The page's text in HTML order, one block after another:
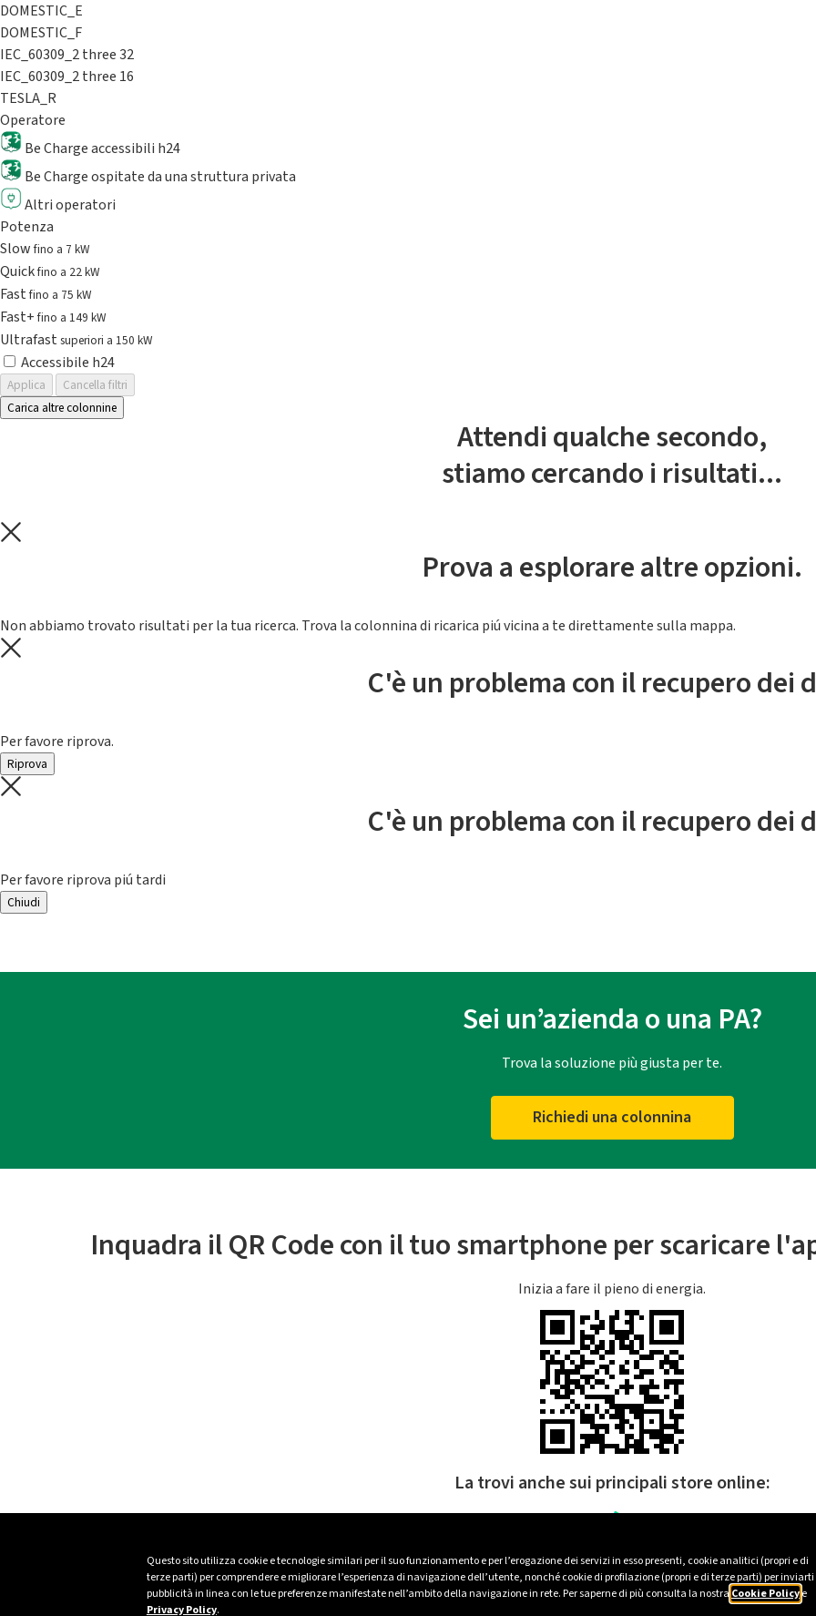
Questo sito utilizza cookie e tecnologie similari per il suo funzionamento e per l’erogazione dei servizi in esso presenti, cookie analitici (propri e di
terze parti) per comprendere e migliorare l’esperienza di navigazione dell’utente, nonché cookie di profilazione (propri e di terze parti) per inviarti
pubblicità in linea con le tue preferenze manifestate nell’ambito della navigazione in rete. Per saperne di più consulta la nostra Cookie Policye
Privacy Policy.
DOMESTIC_E
DOMESTIC_F
IEC_60309_2 three 32
IEC_60309_2 three 16
TESLA_R
Operatore
Be Charge accessibili h24
Be Charge ospitate da una struttura privata
Altri operatori
Potenza
Slowfino a 7 kW
Quickfino a 22 kW
Fastfino a 75 kW
Fast+fino a 149 kW
Ultrafast superiori a 150 kW
Accessibile h24
Applica
Cancella filtri
Carica altre colonnine
Attendi qualche secondo,
stiamo cercando i risultati...
Prova a esplorare altre opzioni.
Non abbiamo trovato risultati per la tua ricerca. Trova la colonnina di ricarica piú vicina a te direttamente sulla mappa.
C'è un problema con il recupero dei
Per favore riprova.
Riprova
C'è un problema con il recupero dei
Per favore riprova piú tardi
Chiudi
Sei un’azienda o una PA?
Trova la soluzione più giusta per te.
Richiedi una colonnina
Inquadra il QR Code con il tuo smartphone per scaricare
Inizia a fare il pieno di energia.
La trovi anche sui principali store online: